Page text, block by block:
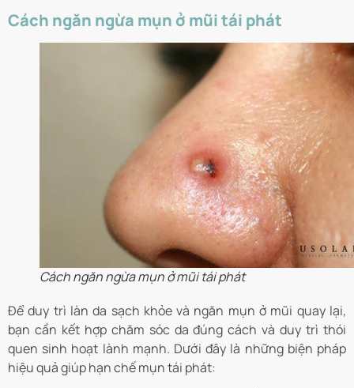
Cách ngăn ngừa mụn ở mũi tái phát
Cách ngăn ngừa mụn ở mũi tái phát
Để duy trì làn da sạch khỏe và ngăn mụn ở mũi quay lại,
bạn cần kết hợp chăm sóc da đúng cách và duy trì thói
quen sinh hoạt lành mạnh. Dưới đây là những biện pháp
hiệu quả giúp hạn chế mụn tái phát: